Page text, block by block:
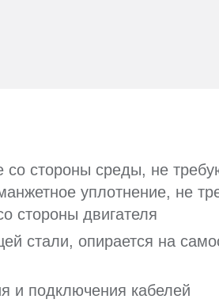
со стороны среды, не
уплотнение, не
стороны двигателя
стали, опирается на
и подключения кабелей